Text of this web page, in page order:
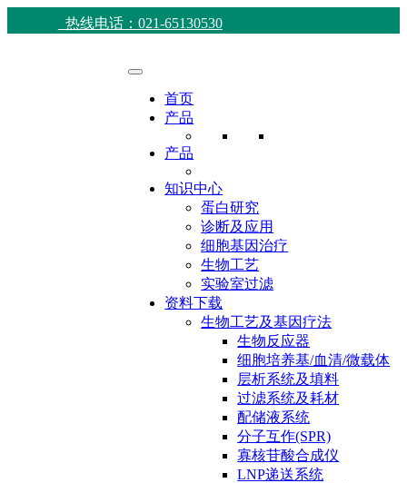
热线电话：021-65130530
首页
产品
产品
知识中心
蛋白研究
诊断及应用
细胞基因治疗
生物工艺
实验室过滤
资料下载
生物工艺及基因疗法
生物反应器
细胞培养基/血清/微载体
层析系统及填料
过滤系统及耗材
配储液系统
分子互作(SPR)
寡核苷酸合成仪
LNP递送系统